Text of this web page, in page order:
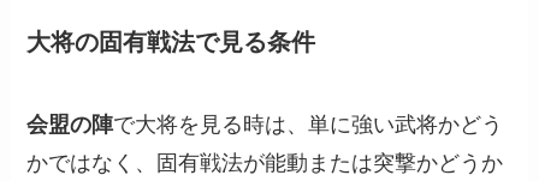
大将の固有戦法で見る条件
会盟の陣で大将を見る時は、単に強い武将かどう
かではなく、固有戦法が能動または突撃かどうか